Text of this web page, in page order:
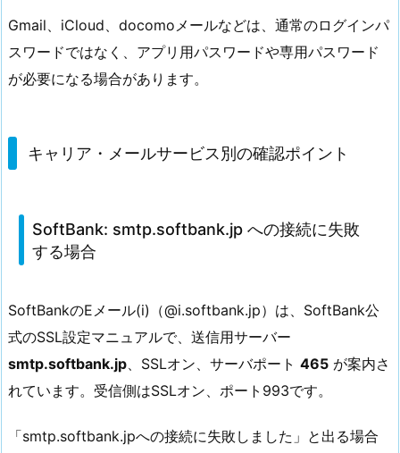
Gmail、iCloud、docomoメールなどは、通常のログインパ
スワードではなく、アプリ用パスワードや専用パスワード
が必要になる場合があります。
キャリア・メールサービス別の確認ポイント
SoftBank: smtp.softbank.jp への接続に失敗
する場合
SoftBankのEメール(i)（@i.softbank.jp）は、SoftBank公
式のSSL設定マニュアルで、送信用サーバー
smtp.softbank.jp、SSLオン、サーバポート 465 が案内さ
れています。受信側はSSLオン、ポート993です。
「smtp.softbank.jpへの接続に失敗しました」と出る場合